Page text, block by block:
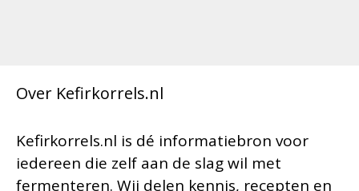
Over Kefirkorrels.nl
Kefirkorrels.nl is dé informatiebron voor
iedereen die zelf aan de slag wil met
fermenteren. Wij delen kennis, recepten en